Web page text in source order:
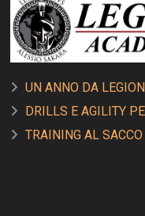
UN ANNO DA
DRILLS E AGILITY
TRAINING AL SACCO